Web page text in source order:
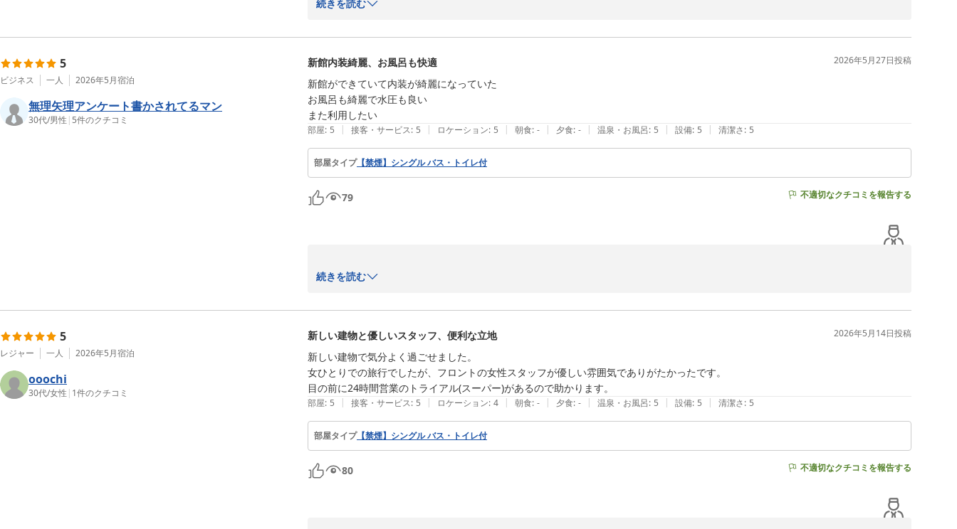
ビジネスホテルみやこ
2026-06-07
まったりとお過ごしいただけたご様子に、私どもも安堵しております。
24時間営業のトライアルですが、目の前にありますので、多くのお客様から大変喜ばれています。
またお会いできます日を、心より楽しみにしております。
2026-06-27
続きを読む
5
ビジネス 一人 2026年5月宿泊
無理矢理アンケート書かされてるマン
30代/男性 | 5件のクチコミ
新館内装綺麗、お風呂も快適 2026年5月27日投稿
新館ができていて内装が綺麗になっていた
お風呂も綺麗で水圧も良い
また利用したい
部屋: 5 | 接客・サービス: 5 | ロケーション: 5 | 朝食: - | 夕食: - | 温泉・お風呂: 5 | 設備: 5 | 清潔さ: 5
部屋タイプ【禁煙】シングル バス・トイレ付
79 不適切なクチコミを報告する
当ホテルの御利用誠にありがとうございます。
「また利用したい」と感じていただけましたこと、スタッフ一同大変嬉しく拝見いたしました。
また、お風呂も快適に御利用していただけたご様子に安堵しております。
このお言葉を励みにこれからも心地よくお過ごしいただけるホテルであり続けられるよう努めてまいります。
どうぞ伊万里にお越しの際は
またの御利用お待ち申しあげております。
続きを読む
5
レジャー 一人 2026年5月宿泊
ooochi
30代/女性 | 1件のクチコミ
新しい建物と優しいスタッフ、便利な立地 2026年5月14日投稿
新しい建物で気分よく過ごせました。
女ひとりでの旅行でしたが、フロントの女性スタッフが優しい雰囲気でありがたかったです。
目の前に24時間営業のトライアル(スーパー)があるので助かります。
部屋: 5 | 接客・サービス: 5 | ロケーション: 4 | 朝食: - | 夕食: - | 温泉・お風呂: 5 | 設備: 5 | 清潔さ: 5
部屋タイプ【禁煙】シングル バス・トイレ付
80 不適切なクチコミを報告する